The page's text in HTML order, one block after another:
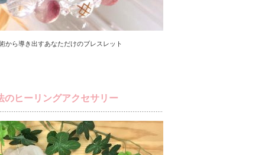
から導き出すあなただけのブレスレット
のヒーリングアクセサリー